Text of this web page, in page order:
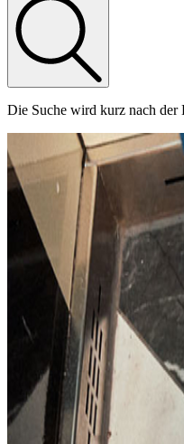
Die Suche wird kurz nach der